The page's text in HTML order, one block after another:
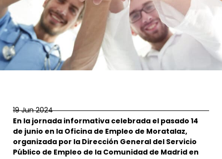
19 Jun 2024
En la jornada informativa celebrada el pasado 14
de junio en la Oficina de Empleo de Moratalaz,
organizada por la Dirección General del Servicio
Público de Empleo de la Comunidad de Madrid en